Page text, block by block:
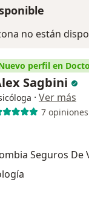
no están
perfil en
Sagbini
· Ver más
7 opiniones
Seguros De